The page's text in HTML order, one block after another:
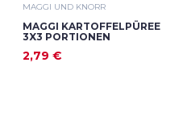
MAGGI UND KNORR
MAGGI KARTOFFELPÜREE
3X3 PORTIONEN
2,79 €